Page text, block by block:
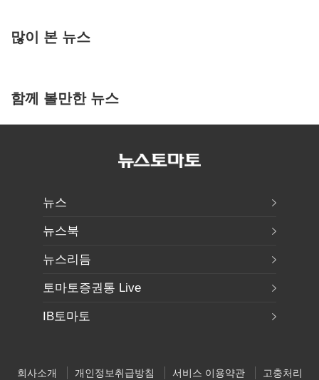
많이 본 뉴스
함께 볼만한 뉴스
뉴스
뉴스북
뉴스리듬
토마토증권통 Live
IB토마토
회사소개 개인정보취급방침 서비스 이용약관 고충처리